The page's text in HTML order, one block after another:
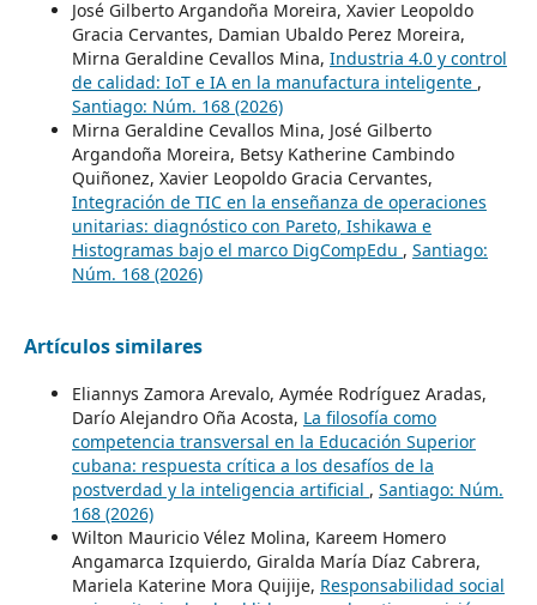
José Gilberto Argandoña Moreira, Xavier Leopoldo
Gracia Cervantes, Damian Ubaldo Perez Moreira,
Mirna Geraldine Cevallos Mina, Industria 4.0 y control
de calidad: IoT e IA en la manufactura inteligente ,
Santiago: Núm. 168 (2026)
Mirna Geraldine Cevallos Mina, José Gilberto
Argandoña Moreira, Betsy Katherine Cambindo
Quiñonez, Xavier Leopoldo Gracia Cervantes,
Integración de TIC en la enseñanza de operaciones
unitarias: diagnóstico con Pareto, Ishikawa e
Histogramas bajo el marco DigCompEdu , Santiago:
Núm. 168 (2026)
Artículos similares
Eliannys Zamora Arevalo, Aymée Rodríguez Aradas,
Darío Alejandro Oña Acosta, La filosofía como
competencia transversal en la Educación Superior
cubana: respuesta crítica a los desafíos de la
postverdad y la inteligencia artificial , Santiago: Núm.
168 (2026)
Wilton Mauricio Vélez Molina, Kareem Homero
Angamarca Izquierdo, Giralda María Díaz Cabrera,
Mariela Katerine Mora Quijije, Responsabilidad social